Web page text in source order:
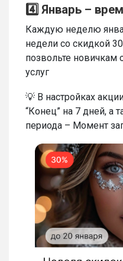
4️⃣ Январь –
Каждую неделю
недели со скидкой
позвольте новичкам
услуг
💡 В настройках
“Конец” на 7 дней, а
периода – Момент